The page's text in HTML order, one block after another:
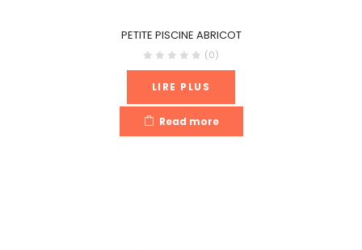
PETITE PISCINE ABRICOT
(0)
LIRE PLUS
Read more